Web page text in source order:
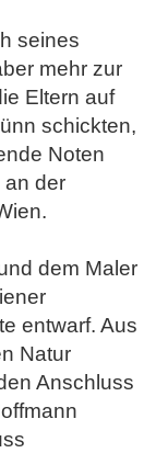
seines
mehr zur
Eltern auf
schickten,
Noten
an der
dem Maler
entwarf. Aus
Natur
Anschluss